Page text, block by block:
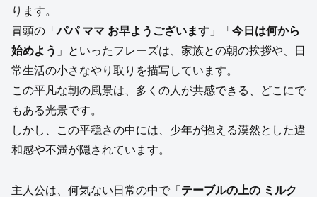
ります。
冒頭の「パパ ママ お早ようございます 」「 今日は何から
始めよう 」といったフレーズは、家族との朝の挨拶や、日
常生活の小さなやり取りを描写しています。
この平凡な朝の風景は、多くの人が共感できる、どこにで
もある光景です。
しかし、この平穏さの中には、少年が抱える漠然とした違
和感や不満が隠されています。
主人公は、何気ない日常の中で「 テーブルの上の ミルク